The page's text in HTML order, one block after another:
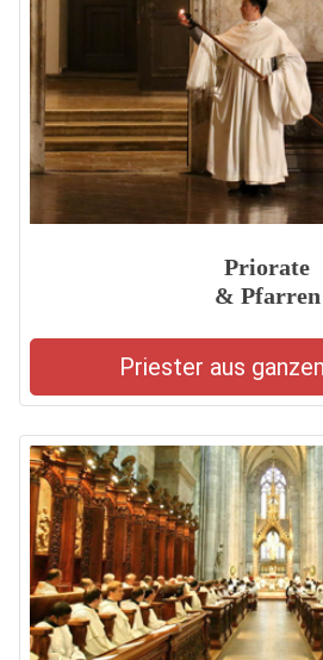
Priorate
& Pfarren
Priester aus